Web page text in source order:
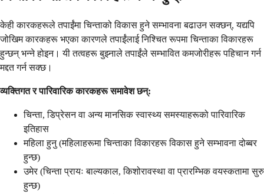
केही कारकहरूले तपाईंमा चिन्ताको विकास हुने सम्भावना बढाउन सक्छन्, यद्यपि
जोखिम कारकहरू भएका कारणले तपाईंलाई निश्चित रूपमा चिन्ताका विकारहरू
हुन्छन् भन्ने होइन। यी तत्वहरू बुझ्नाले तपाईंले सम्भावित कमजोरीहरू पहिचान गर्न
मद्दत गर्न सक्छ।
व्यक्तिगत र पारिवारिक कारकहरू समावेश छन्:
चिन्ता, डिप्रेसन वा अन्य मानसिक स्वास्थ्य समस्याहरूको पारिवारिक
इतिहास
महिला हुनु (महिलाहरूमा चिन्ताका विकारहरू विकास हुने सम्भावना दोब्बर
हुन्छ)
उमेर (चिन्ता प्रायः बाल्यकाल, किशोरावस्था वा प्रारम्भिक वयस्कतामा सुरु
हुन्छ)